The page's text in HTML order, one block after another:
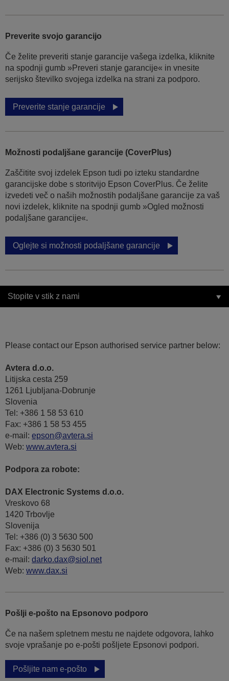
Preverite svojo garancijo
Če želite preveriti stanje garancije vašega izdelka, kliknite
na spodnji gumb »Preveri stanje garancije« in vnesite
serijsko številko svojega izdelka na strani za podporo.
Preverite stanje garancije
Možnosti podaljšane garancije (CoverPlus)
Zaščitite svoj izdelek Epson tudi po izteku standardne
garancijske dobe s storitvijo Epson CoverPlus. Če želite
izvedeti več o naših možnostih podaljšane garancije za vaš
novi izdelek, kliknite na spodnji gumb »Ogled možnosti
podaljšane garancije«.
Oglejte si možnosti podaljšane garancije
Stopite v stik z nami
Please contact our Epson authorised service partner below:
Avtera d.o.o.
Litijska cesta 259
1261 Ljubljana-Dobrunje
Slovenia
Tel: +386 1 58 53 610
Fax: +386 1 58 53 455
e-mail: epson@avtera.si
Web: www.avtera.si
Podpora za robote:
DAX Electronic Systems d.o.o.
Vreskovo 68
1420 Trbovlje
Slovenija
Tel: +386 (0) 3 5630 500
Fax: +386 (0) 3 5630 501
e-mail: darko.dax@siol.net
Web: www.dax.si
Pošlji e-pošto na Epsonovo podporo
Če na našem spletnem mestu ne najdete odgovora, lahko
svoje vprašanje po e-pošti pošljete Epsonovi podpori.
Pošljite nam e-pošto